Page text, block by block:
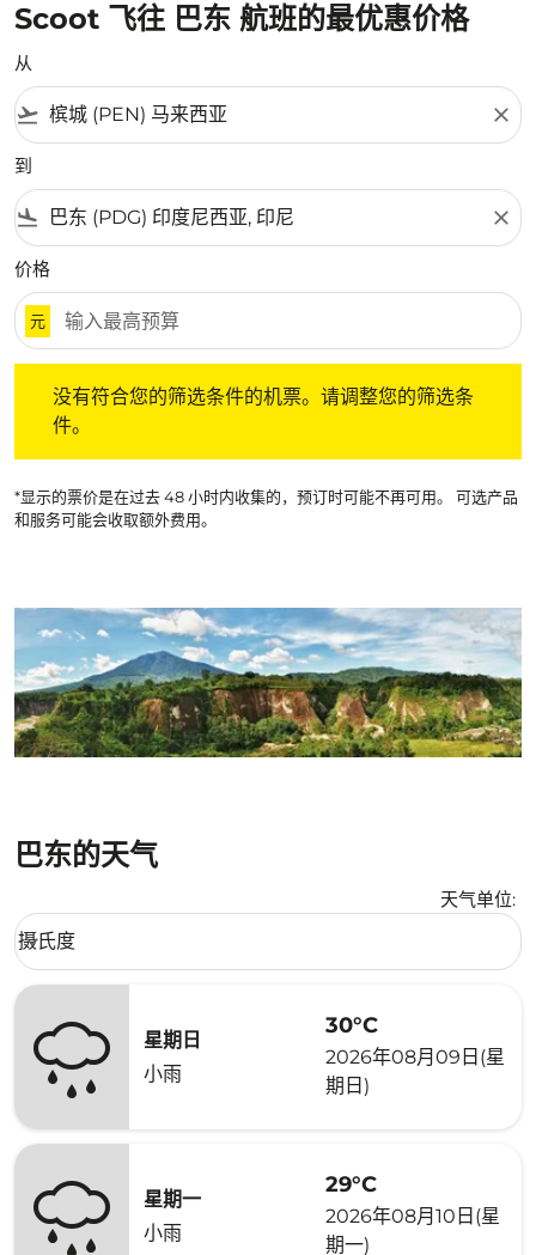
Scoot 飞往 巴东 航班的最优惠价格
从
flight_takeoff close
到
flight_land close
价格
元
没有符合您的筛选条件的机票。请调整您的筛选条
件。
*显示的票价是在过去 48 小时内收集的，预订时可能不再可用。 可选产品
和服务可能会收取额外费用。
巴东的天气
天气单位:
Weather unit option 摄氏度 Selected
摄氏度
keyboard_arrow_down
星期日
小雨
30°C
2026年08月09日(星
期日)
星期一
小雨
29°C
2026年08月10日(星
期一)